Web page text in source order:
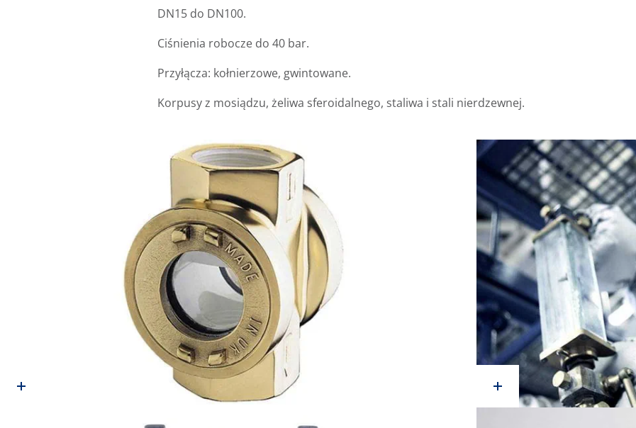
DN15 do DN100.
Ciśnienia robocze do 40 bar.
Przyłącza: kołnierzowe, gwintowane.
Korpusy z mosiądzu, żeliwa sferoidalnego, staliwa i stali nierdzewnej.